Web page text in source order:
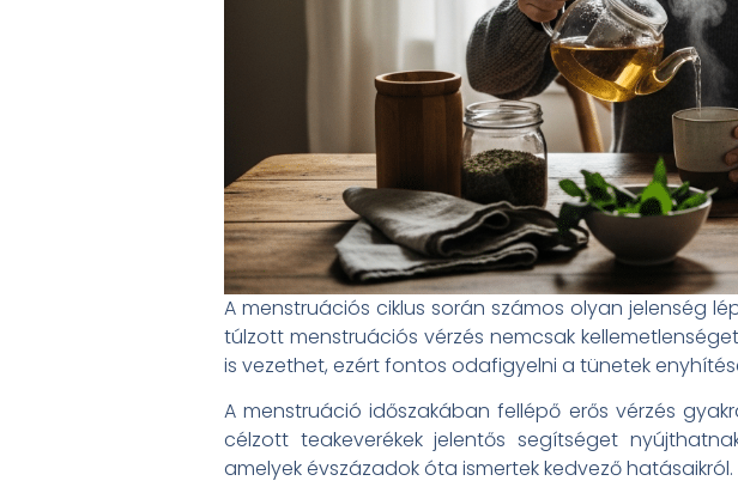
A menstruációs ciklus során számos olyan jelenség
túlzott menstruációs vérzés nemcsak
is vezethet, ezért fontos odafigyelni a tünetek
A menstruáció időszakában fellépő erős vérzés
célzott teakeverékek jelentős segítséget
amelyek évszázadok óta ismertek kedvező hatásaikról.